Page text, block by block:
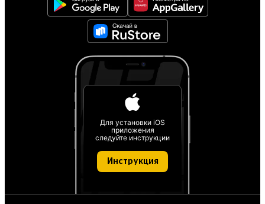
Для установки iOS
приложения
следуйте инструкции
Инструкция